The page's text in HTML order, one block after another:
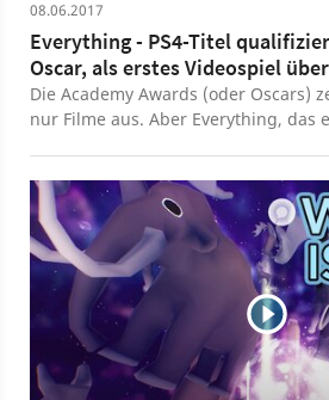
08.06.2017
Everything - PS4-Titel
Oscar, als erstes Videospiel
Die Academy Awards (oder Oscars)
nur Filme aus. Aber Everything, das
qualifizieren. Ein Ritterschlag!